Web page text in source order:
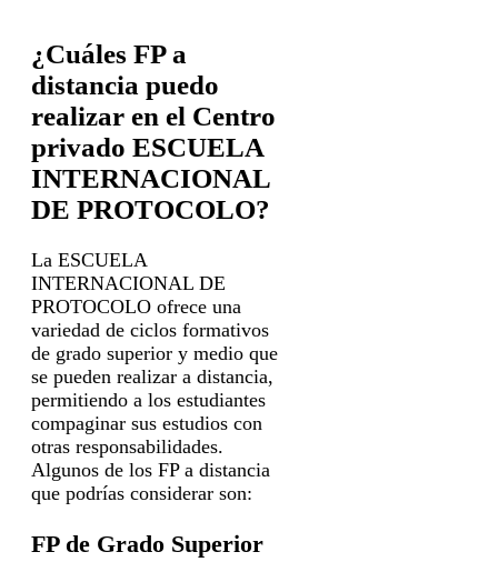
¿Cuáles FP a
distancia puedo
realizar en el Centro
privado ESCUELA
INTERNACIONAL
DE PROTOCOLO?
La ESCUELA
INTERNACIONAL DE
PROTOCOLO ofrece una
variedad de ciclos formativos
de grado superior y medio que
se pueden realizar a distancia,
permitiendo a los estudiantes
compaginar sus estudios con
otras responsabilidades.
Algunos de los FP a distancia
que podrías considerar son:
FP de Grado Superior